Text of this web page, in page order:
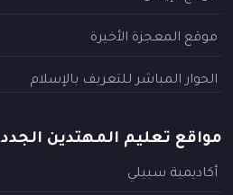
موقع المعجزة الأخيرة
الحوار المباشر للتعريف بالإسلام
مواقع تعليم المهتدين الجدد
أكاديمية سبيلي